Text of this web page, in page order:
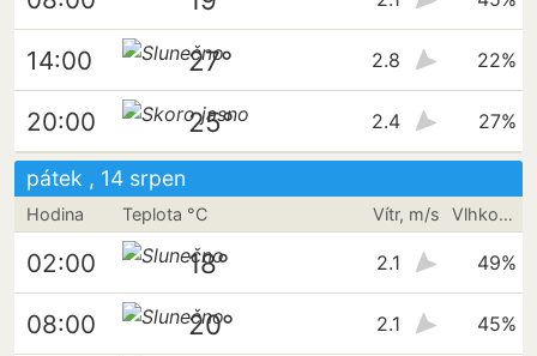
14:00 27° 2.8 22%
20:00 25° 2.4 27%
pátek , 14 srpen
Hodina Teplota °C Vítr, m/s Vlhkost vzduchu
02:00 18° 2.1 49%
08:00 20° 2.1 45%